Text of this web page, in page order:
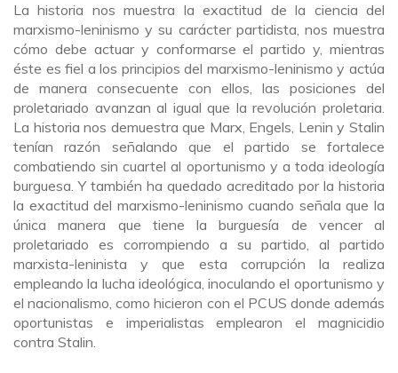
La historia nos muestra la exactitud de la ciencia del
marxismo-leninismo y su carácter partidista, nos muestra
cómo debe actuar y conformarse el partido y, mientras
éste es fiel a los principios del marxismo-leninismo y actúa
de manera consecuente con ellos, las posiciones del
proletariado avanzan al igual que la revolución proletaria.
La historia nos demuestra que Marx, Engels, Lenin y Stalin
tenían razón señalando que el partido se fortalece
combatiendo sin cuartel al oportunismo y a toda ideología
burguesa. Y también ha quedado acreditado por la historia
la exactitud del marxismo-leninismo cuando señala que la
única manera que tiene la burguesía de vencer al
proletariado es corrompiendo a su partido, al partido
marxista-leninista y que esta corrupción la realiza
empleando la lucha ideológica, inoculando el oportunismo y
el nacionalismo, como hicieron con el PCUS donde además
oportunistas e imperialistas emplearon el magnicidio
contra Stalin.